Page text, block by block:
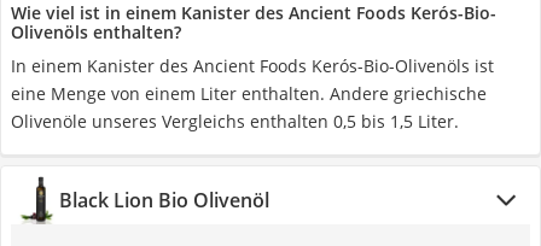
Wie viel ist in einem Kanister des Ancient Foods Kerós-Bio-
Olivenöls enthalten?
In einem Kanister des Ancient Foods Kerós-Bio-Olivenöls ist
eine Menge von einem Liter enthalten. Andere griechische
Olivenöle unseres Vergleichs enthalten 0,5 bis 1,5 Liter.
Black Lion Bio Olivenöl